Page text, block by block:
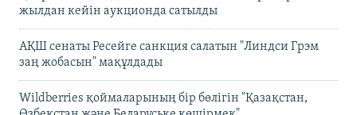
жылдан кейін аукционда сатылды
АҚШ сенаты Ресейге санкция салатын "Линдси Грэм
заң жобасын" мақұлдады
Wildberries қоймаларының бір бөлігін "Қазақстан,